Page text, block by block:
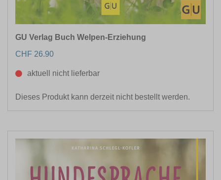
GU Verlag Buch Welpen-Erziehung
CHF 26.90
aktuell nicht lieferbar
Dieses Produkt kann derzeit nicht bestellt werden.